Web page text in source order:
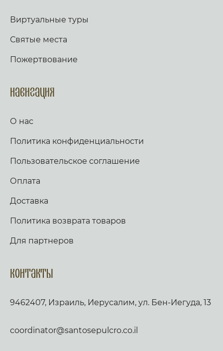
Виртуальные туры
Святые места
Пожертвование
Навигация
О нас
Политика конфиденциальности
Пользовательское соглашение
Оплата
Доставка
Политика возврата товаров
Для партнеров
Контакты
9462407, Израиль, Иерусалим, ул. Бен-Иегуда, 13
coordinator@santosepulcro.co.il